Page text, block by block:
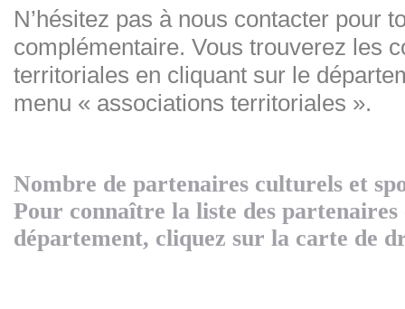
N’hésitez pas à nous contacter pour
complémentaire. Vous trouverez les
territoriales en cliquant sur le
menu « associations territoriales ».
Nombre de partenaires culturels et
Pour connaître la liste des
département, cliquez sur la carte de